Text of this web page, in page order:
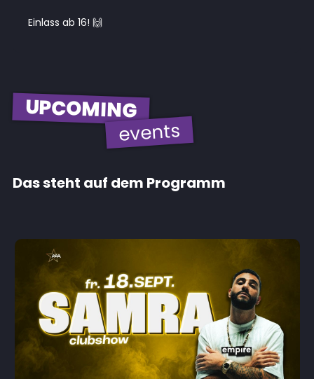
Einlass ab 16! 🙌
UPCOMING
events
Das steht auf dem Programm